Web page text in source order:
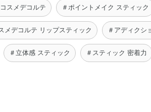
スメデコルテ ＃ポイントメイク スティック
メデコルテ リップスティック ＃アディクシ
＃立体感 スティック ＃スティック 密着力